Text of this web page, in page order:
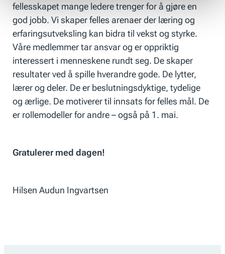
fellesskapet mange ledere trenger for å gjøre en
god jobb. Vi skaper felles arenaer der læring og
erfaringsutveksling kan bidra til vekst og styrke.
Våre medlemmer tar ansvar og er oppriktig
interessert i menneskene rundt seg. De skaper
resultater ved å spille hverandre gode. De lytter,
lærer og deler. De er beslutningsdyktige, tydelige
og ærlige. De motiverer til innsats for felles mål. De
er rollemodeller for andre – også på 1. mai.
Gratulerer med dagen!
Hilsen Audun Ingvartsen